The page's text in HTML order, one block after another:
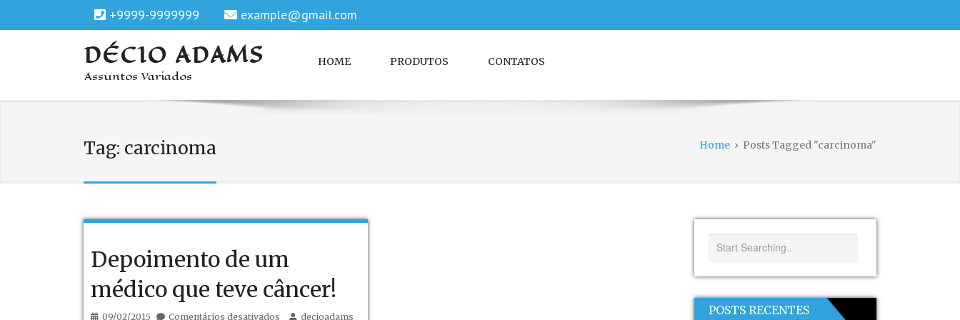
+9999-9999999 example@gmail.com
DÉCIO ADAMS
Assuntos Variados
HOME PRODUTOS CONTATOS
Tag: carcinoma Home › Posts Tagged "carcinoma"
Depoimento de um
médico que teve câncer!
09/02/2015 Comentários desativados em
decioadams POSTS RECENTES